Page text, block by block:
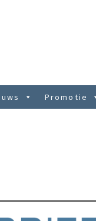
Promotie